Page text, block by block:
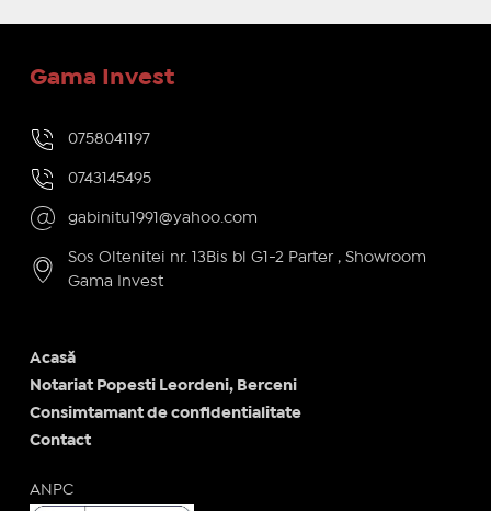
Gama Invest
0758041197
0743145495
gabinitu1991@yahoo.com
Sos Oltenitei nr. 13Bis bl G1-2 Parter , Showroom
Gama Invest
Acasă
Notariat Popesti Leordeni, Berceni
Consimtamant de confidentialitate
Contact
ANPC